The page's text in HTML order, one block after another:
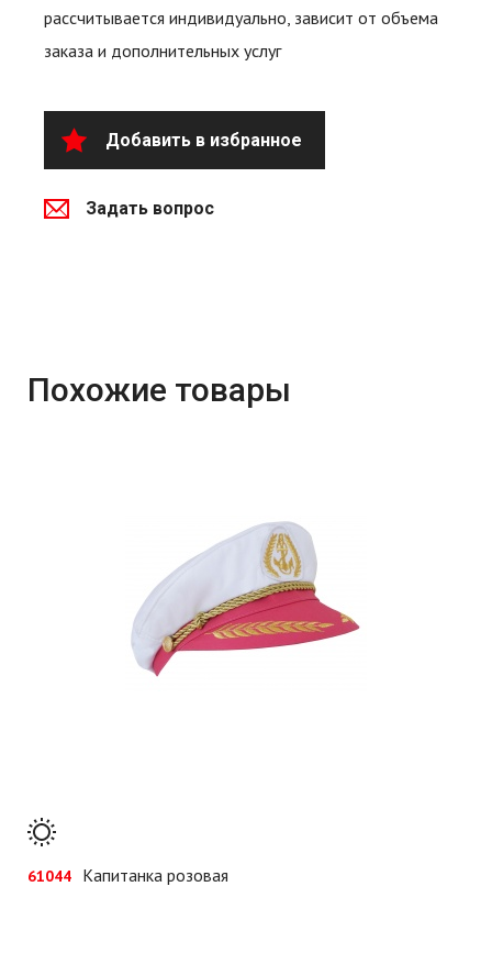
рассчитывается индивидуально, зависит от объема
заказа и дополнительных услуг
Добавить в избранное
Задать вопрос
Похожие товары
61044 Капитанка розовая